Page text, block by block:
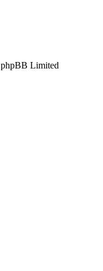
Limited